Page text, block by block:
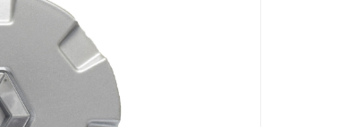
جاسوئیچی ، کاور ریموت خودرو
واکس ، پولیش و تمیز کننده خودرو
سردنده و گردگیر